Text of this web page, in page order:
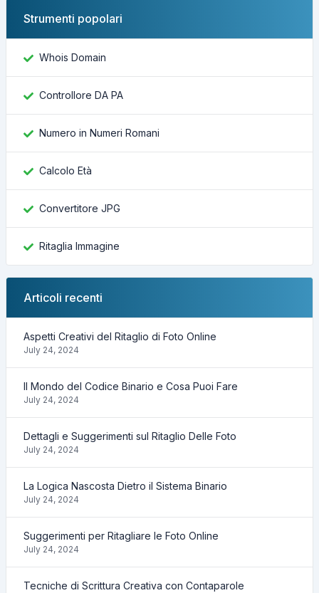
Strumenti popolari
Whois Domain
Controllore DA PA
Numero in Numeri Romani
Calcolo Età
Convertitore JPG
Ritaglia Immagine
Articoli recenti
Aspetti Creativi del Ritaglio di Foto Online
July 24, 2024
Il Mondo del Codice Binario e Cosa Puoi Fare
July 24, 2024
Dettagli e Suggerimenti sul Ritaglio Delle Foto
July 24, 2024
La Logica Nascosta Dietro il Sistema Binario
July 24, 2024
Suggerimenti per Ritagliare le Foto Online
July 24, 2024
Tecniche di Scrittura Creativa con Contaparole